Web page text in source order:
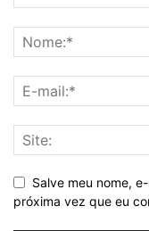
Salve meu nome,
próxima vez que eu